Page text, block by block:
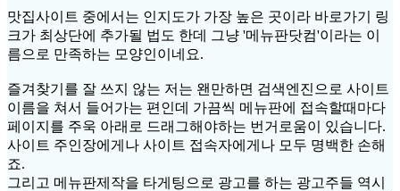
맛집사이트 중에서는 인지도가 가장 높은 곳이라 바로가기 링
크가 최상단에 추가될 법도 한데 그냥 '메뉴판닷컴'이라는 이
름으로 만족하는 모양인이네요.
즐겨찾기를 잘 쓰지 않는 저는 왠만하면 검색엔진으로 사이트
이름을 쳐서 들어가는 편인데 가끔씩 메뉴판에 접속할때마다
페이지를 주욱 아래로 드래그해야하는 번거로움이 있습니다.
사이트 주인장에게나 사이트 접속자에게나 모두 명백한 손해
죠.
그리고 메뉴판제작을 타게팅으로 광고를 하는 광고주들 역시